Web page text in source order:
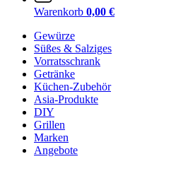
Warenkorb 0,00 €
Gewürze
Süßes & Salziges
Vorratsschrank
Getränke
Küchen-Zubehör
Asia-Produkte
DIY
Grillen
Marken
Angebote